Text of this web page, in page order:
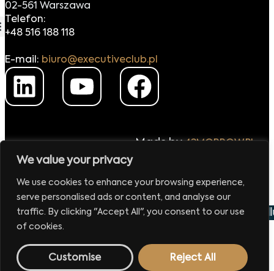
We value your privacy
We use cookies to enhance your browsing experience,
serve personalised ads or content, and analyse our
traffic. By clicking "Accept All", you consent to our use
of cookies.
Customise Reject All
02-561 Warszawa
Telefon:
+48 516 188 118
E-mail: biuro@executiveclub.pl
Made by42MORROW.PL
już 29 września 2026Europejskie Forum Handlu i